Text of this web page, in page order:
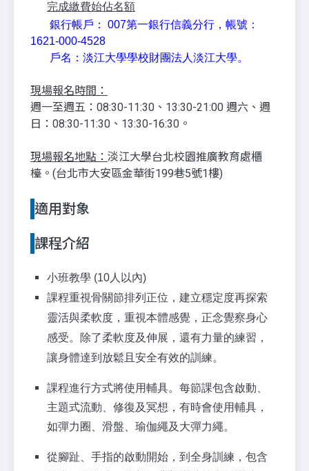
完成繳費始佔名額
銀行帳戶： 007第一銀行信義分行，帳號：
1621-000-4528
戶名：淡江大學學校財團法人淡江大學。
現場報名時間：
週一至週五：08:30-11:30、13:30-21:00 週六、週
日：08:30-11:30、13:30-16:30。
現場報名地點： 淡江大學台北校園推廣教育處櫃
檯。(台北市大安區金華街199巷5號1樓)
適用對象
課程介紹
小班教學 (10人以內)
課程重視骨關節排列正位，建立穩定度再探索
靈活與柔軟度，重視本體感覺，正念覺察身心
感受。除了柔軟度及伸展，還有力量的練習，
讓身體達到放鬆且安全有效的訓練。
課程進行方式將使用輔具。每節課包含啟動、
主題式流動、修復及冥想，有時會使用輔具，
如彈力圈、滑盤、瑜伽繩及大彈力繩。
從腳趾、手指的啟動開始，到全身訓練，包含